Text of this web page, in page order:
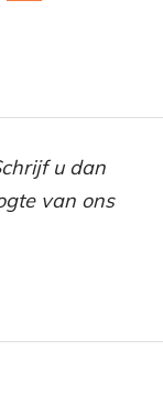
u dan
van ons